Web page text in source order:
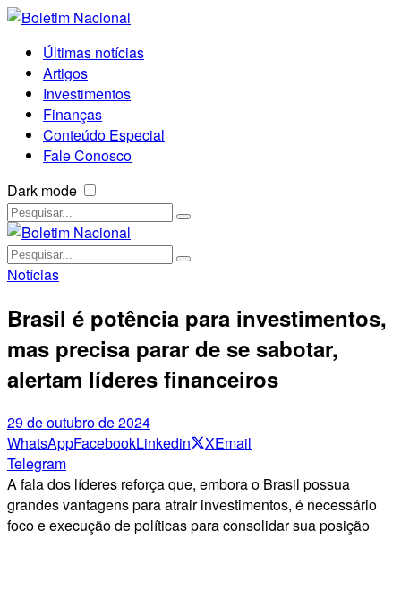
Últimas notícias
Artigos
Investimentos
Finanças
Conteúdo Especial
Fale Conosco
Dark mode
Notícias
Brasil é potência para investimentos,
mas precisa parar de se sabotar,
alertam líderes financeiros
29 de outubro de 2024
WhatsAppFacebookLinkedin XEmail
Telegram
A fala dos líderes reforça que, embora o Brasil possua
grandes vantagens para atrair investimentos, é necessário
foco e execução de políticas para consolidar sua posição